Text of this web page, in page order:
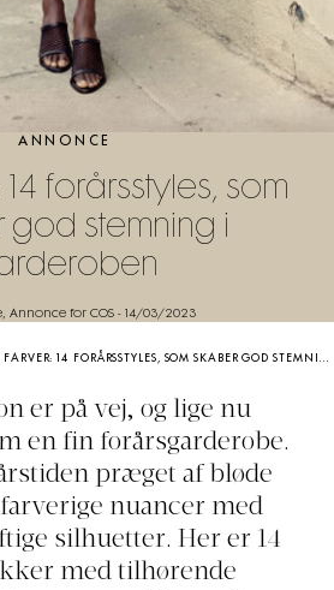
ANNONCE
14 forårsstyles, som
god stemning i
Annonce for COS- 14/03/2023
14 FORÅRSSTYLES, SOM SKABER GOD STEMNING I GARDEROBEN
er på vej, og lige nu
en fin forårsgarderobe.
præget af bløde
nuancer med
silhuetter. Her er 14
med tilhørende